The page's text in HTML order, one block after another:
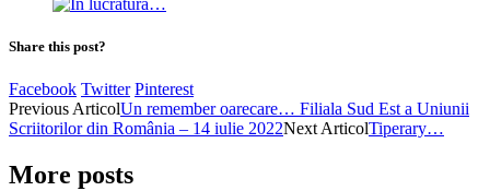
Share this post?
Facebook Twitter Pinterest
Previous ArticolUn remember oarecare… Filiala Sud Est a Uniunii
Scriitorilor din România – 14 iulie 2022Next ArticolTiperary…
More posts